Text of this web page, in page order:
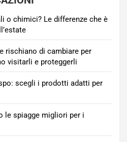
o chimici? Le differenze che è
rischiano di cambiare per
visitarli e proteggerli
scegli i prodotti adatti per
le spiagge migliori per i